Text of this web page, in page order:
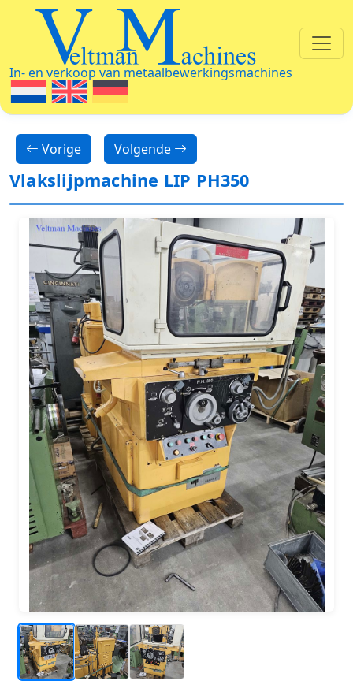
Veltman Machines
In- en verkoop van metaalbewerkingsmachines
Vorige Volgende
Vlakslijpmachine LIP PH350
_
_
_